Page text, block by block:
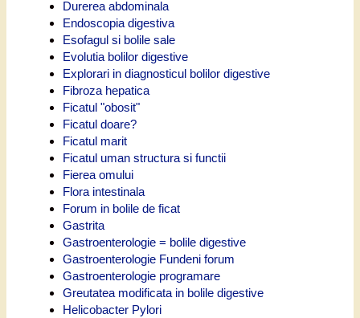
Durerea abdominala
Endoscopia digestiva
Esofagul si bolile sale
Evolutia bolilor digestive
Explorari in diagnosticul bolilor digestive
Fibroza hepatica
Ficatul "obosit"
Ficatul doare?
Ficatul marit
Ficatul uman structura si functii
Fierea omului
Flora intestinala
Forum in bolile de ficat
Gastrita
Gastroenterologie = bolile digestive
Gastroenterologie Fundeni forum
Gastroenterologie programare
Greutatea modificata in bolile digestive
Helicobacter Pylori